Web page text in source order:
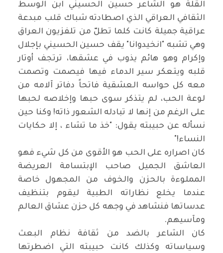
القلة هو الشاعر حسين الحسيني ابن الوسط
الثقافي العراقي الذي اصطادته شباك قلب مبدعة
عراقية جميلة كانت كلما تطلّ من تلفزيون العراق
وهي تشبه "انخيدوانا" يقف حسين الحسيني بإجلال
وإكرام وهو هائم يذوب في عشقها، ترتجف أوتار
قلبه ويتعكر سير الدماء فيها فيصمت وتصمت
معه كل حواسه العشقية فاتحاً دفاتر آلامه من
لوعة الحب، لم يتذكر سوى حبها وإخلاصه لحبها
على الرغم من إنها لا تبادله الشعور ذاته! وكنا حين
نسأله عن حبيبته يقول: "خذ ما تشاء ، إلا حكايات
النساء"!
كان اصراره على الحب هو الأقوى من كل شيء فهو
العاشق الجميل صاحب الإبتسامة العريضة
المملوءة بالحزن والخوف من المجهول خاصة
عندما يخلع نظاراته الطبية ليقوم بتنظيف
عدساتها فنشاهد في وجهه كل حزن عشاق العالم
ومآسيهم.
كان الشاعر بالضد من ثقافة نظام البعث
وسياساته وكذلك كانت حبيبته التي اضطرتها